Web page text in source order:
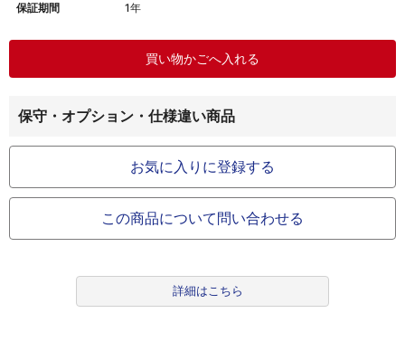
保証期間 1年
保守・オプション・仕様違い商品
お気に入りに登録する
この商品について問い合わせる
詳細はこちら